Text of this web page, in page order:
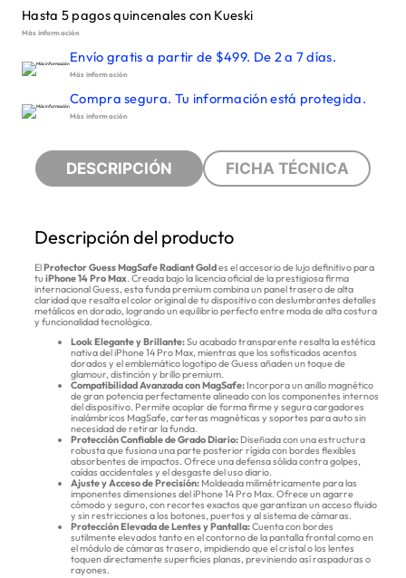
Hasta 5 pagos quincenales con Kueski
Más información
Envío gratis a partir de $499. De 2 a 7 días.
Más información
Compra segura. Tu información está protegida.
Más información
DESCRIPCIÓN FICHA TÉCNICA
Descripción del producto
ElProtector Guess MagSafe Radiant Goldes el accesorio de lujo definitivo para
tuiPhone 14 Pro Max. Creada bajo la licencia oficial de la prestigiosa firma
internacional Guess, esta funda premium combina un panel trasero de alta
claridad que resalta el color original de tu dispositivo con deslumbrantes detalles
metálicos en dorado, logrando un equilibrio perfecto entre moda de alta costura
y funcionalidad tecnológica.
Look Elegante y Brillante:Su acabado transparente resalta la estética
nativa del iPhone 14 Pro Max, mientras que los sofisticados acentos
dorados y el emblemático logotipo de Guess añaden un toque de
glamour, distinción y brillo premium.
Compatibilidad Avanzada con MagSafe: Incorpora un anillo magnético
de gran potencia perfectamente alineado con los componentes internos
del dispositivo. Permite acoplar de forma firme y segura cargadores
inalámbricos MagSafe, carteras magnéticas y soportes para auto sin
necesidad de retirar la funda.
Protección Confiable de Grado Diario: Diseñada con una estructura
robusta que fusiona una parte posterior rígida con bordes flexibles
absorbentes de impactos. Ofrece una defensa sólida contra golpes,
caídas accidentales y el desgaste del uso diario.
Ajuste y Acceso de Precisión: Moldeada milimétricamente para las
imponentes dimensiones del iPhone 14 Pro Max. Ofrece un agarre
cómodo y seguro, con recortes exactos que garantizan un acceso fluido
y sin restricciones a los botones, puertos y al sistema de cámaras.
Protección Elevada de Lentes y Pantalla:Cuenta con bordes
sutilmente elevados tanto en el contorno de la pantalla frontal como en
el módulo de cámaras trasero, impidiendo que el cristal o los lentes
toquen directamente superficies planas, previniendo así raspaduras o
rayones.